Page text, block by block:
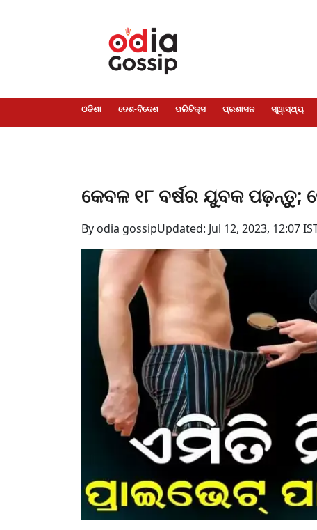
ଓଡିଶା ଦେଶ-ବିଦେଶ ପଲିଟିକ୍ସ ପ୍ରଶାସନ ସ୍ୱାସ୍ଥ୍ୟ
କେବଳ ୧୮ ବର୍ଷର ଯୁବକ
By odia gossipUpdated: Jul 12, 2023, 12:07